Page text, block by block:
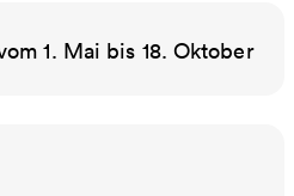
1. Mai bis 18. Oktober